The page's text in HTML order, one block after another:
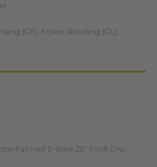
(GF), Folker Rohlfing (GL)
Fahrrad E-Bike 28″ Eco8 Disc-